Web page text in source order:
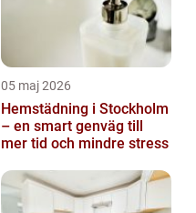
05 maj 2026
Hemstädning i Stockholm
– en smart genväg till
mer tid och mindre stress